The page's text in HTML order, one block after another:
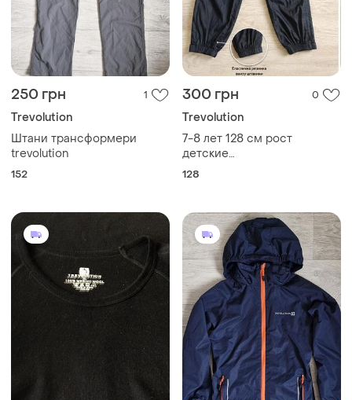
250 грн 1
Trevolution
Штани трансформери
trevolution
152
300 грн 0
Trevolution
7-8 лет 128 см рост
детские
водонепроницаемые
128